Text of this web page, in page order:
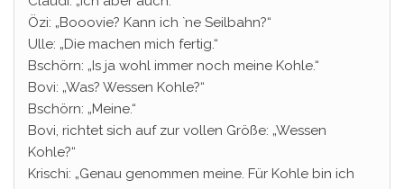
Özi: „Booovie? Kann ich `ne Seilbahn?“
Ulle: „Die machen mich fertig.“
Bschörn: „Is ja wohl immer noch meine Kohle.“
Bovi: „Was? Wessen Kohle?“
Bschörn: „Meine.“
Bovi, richtet sich auf zur vollen Größe: „Wessen
Kohle?“
Krischi: „Genau genommen meine. Für Kohle bin ich